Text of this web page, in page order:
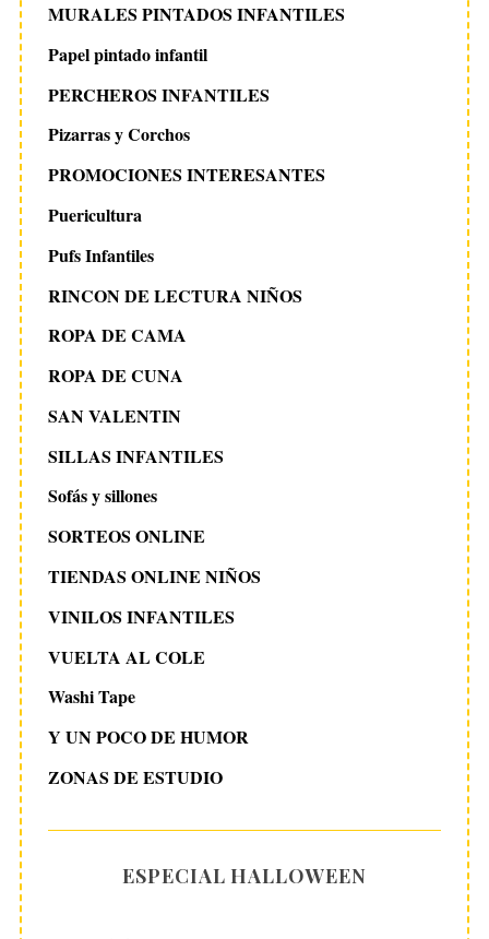
MURALES PINTADOS INFANTILES
Papel pintado infantil
PERCHEROS INFANTILES
Pizarras y Corchos
PROMOCIONES INTERESANTES
Puericultura
Pufs Infantiles
RINCON DE LECTURA NIÑOS
ROPA DE CAMA
ROPA DE CUNA
SAN VALENTIN
SILLAS INFANTILES
Sofás y sillones
SORTEOS ONLINE
TIENDAS ONLINE NIÑOS
VINILOS INFANTILES
VUELTA AL COLE
Washi Tape
Y UN POCO DE HUMOR
ZONAS DE ESTUDIO
ESPECIAL HALLOWEEN